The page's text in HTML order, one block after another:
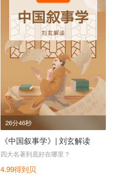
26分46秒
《中国叙事学》| 刘玄解读
四大名著到底好在哪里？
4.99得到贝